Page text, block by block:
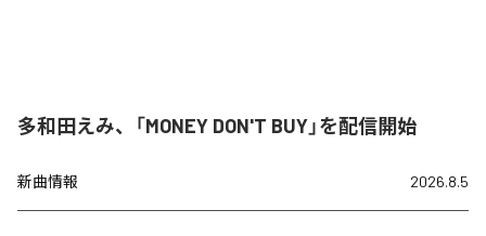
多和田えみ、「MONEY DON'T BUY」を配信開始
新曲情報 2026.8.5